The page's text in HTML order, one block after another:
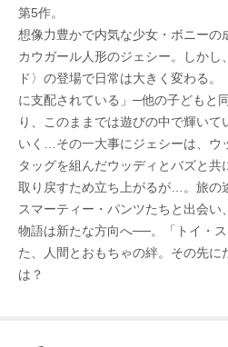
第5作。
想像力豊かで内気な少女・ボニーの
カウガール人形のジェシー。しかし
ド〉の登場で日常は大きく変わる
に支配されている」─他の子どもと
り、このままでは遊びの中で輝いて
いく…その一大事にジェシーは、ウ
タッグを組んだウッディとバズと
取り戻すため立ち上がるが…。旅の
スマーティー・パンツたちと出会い
物語は新たな方向へ──。「トイ・
た、人間とおもちゃの絆。その先に
は？